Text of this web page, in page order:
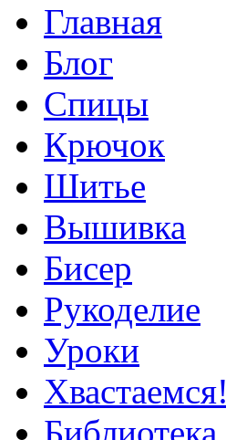
Главная
Блог
Спицы
Крючок
Шитье
Вышивка
Бисер
Рукоделие
Уроки
Хвастаемся!